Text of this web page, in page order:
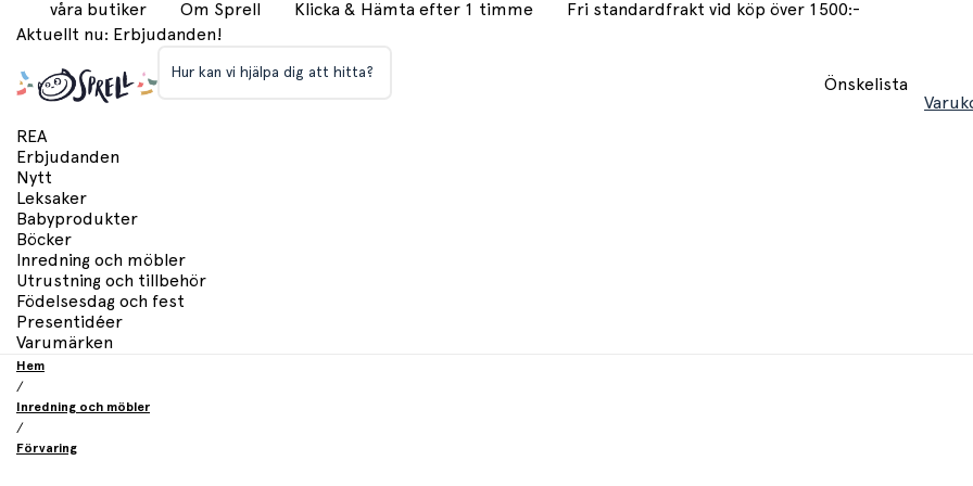
våra butiker Om Sprell Klicka & Hämta efter 1 timme
Fri standardfrakt vid köp över 1500:-
Aktuellt nu: Erbjudanden!
Hur kan vi hjälpa dig att hitta?
Önskelista
REA
Erbjudanden
Nytt
Leksaker
Babyprodukter
Böcker
Inredning och möbler
Utrustning och tillbehör
Födelsesdag och fest
Presentidéer
Varumärken
Hem
/
Inredning och möbler
/
Förvaring